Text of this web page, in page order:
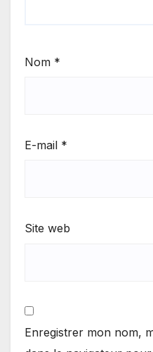
Nom *
E-mail *
Site web
Enregistrer mon nom,